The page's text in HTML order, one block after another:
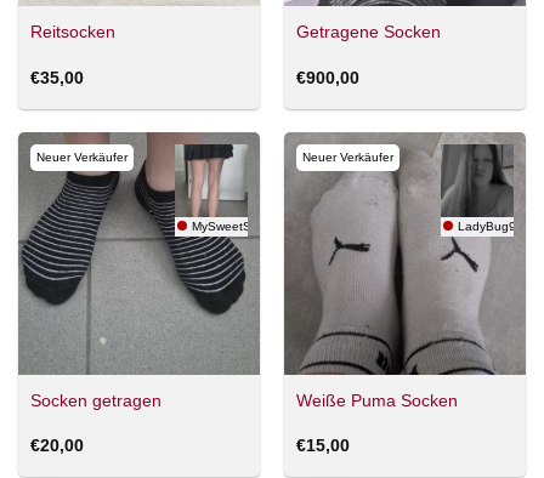
Reitsocken
€35,00
Getragene Socken
€900,00
Neuer Verkäufer
MySweetSocksSlips
Socken getragen
€20,00
Neuer Verkäufer
LadyBug96
Weiße Puma Socken
€15,00